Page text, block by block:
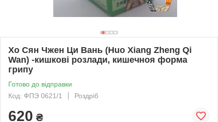
Хо Сян Чжен Ци Вань (Huo Xiang Zheng Qi
Wan) -кишкові розлади, кишечноя форма
грипу
Готово до відправки
Код: ФПЭ 0621/1
Роздріб
620 ₴